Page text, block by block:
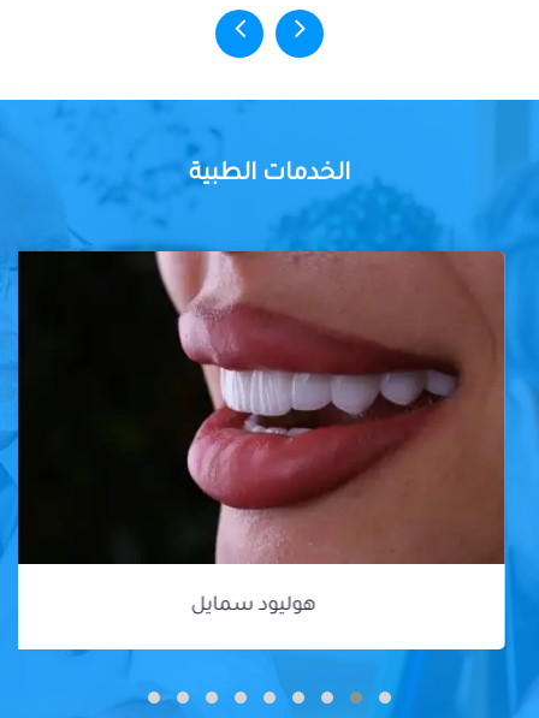
الخدمات الطبية
هوليود سمايل